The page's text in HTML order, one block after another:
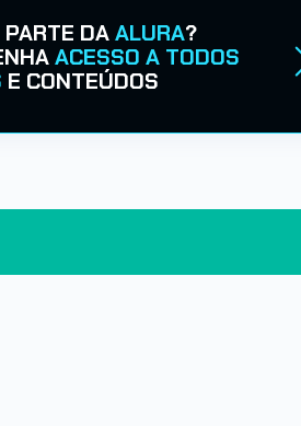
DAALURA?
ACESSO A TODOS
E CONTEÚDOS